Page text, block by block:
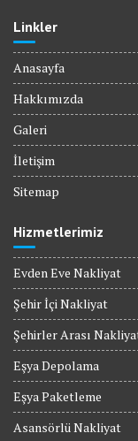
Linkler
Anasayfa
Hakkımızda
Galeri
İletişim
Sitemap
Hizmetlerimiz
Evden Eve Nakliyat
Şehir İçi Nakliyat
Şehirler Arası
Eşya Depolama
Eşya Paketleme
Asansörlü Nakliyat